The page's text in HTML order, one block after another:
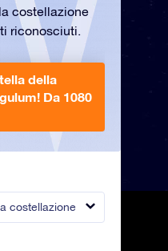
costellazione
costellazione
riconosciuti.
della
Da 1080